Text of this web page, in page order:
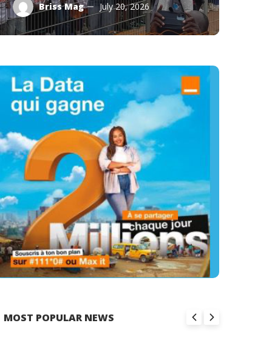
Briss Mag July 20, 2026
MOST POPULAR NEWS